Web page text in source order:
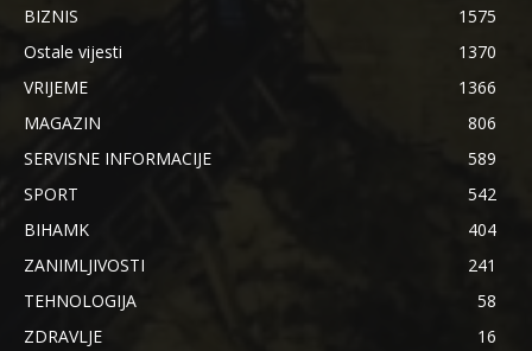
BIZNIS
1575
Ostale vijesti
1370
VRIJEME
1366
MAGAZIN
806
SERVISNE INFORMACIJE
589
SPORT
542
BIHAMK
404
ZANIMLJIVOSTI
241
TEHNOLOGIJA
58
ZDRAVLJE
16